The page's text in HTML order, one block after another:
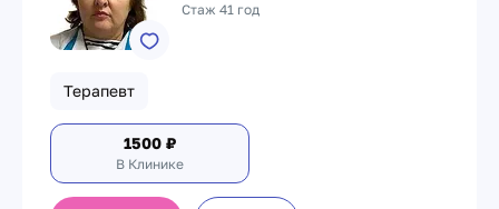
Стаж 41 год
Терапевт
1500 ₽
В Клинике